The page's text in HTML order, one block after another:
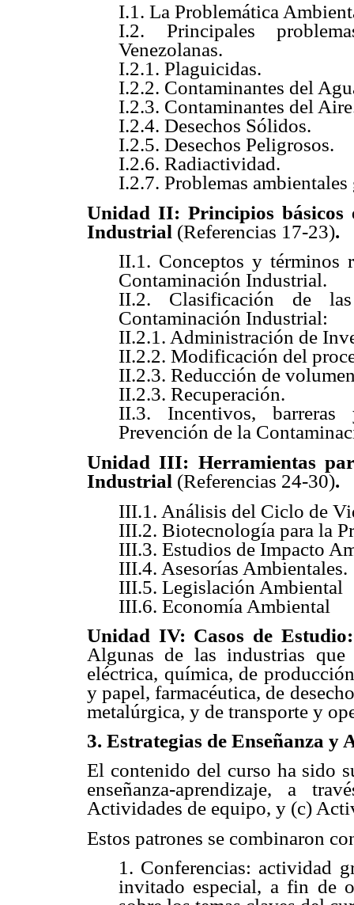
I.1. La Problemática
I.2. Principales
Venezolanas.
I.2.1. Plaguicidas.
I.2.2. Contaminantes del
I.2.3. Contaminantes del
I.2.4. Desechos Sólidos.
I.2.5. Desechos Peligrosos.
I.2.6. Radiactividad.
I.2.7. Problemas ambientales
Unidad II: Principios básicos
Industrial (Referencias 17-23).
II.1. Conceptos y términos
Contaminación Industrial.
II.2. Clasificación de
Contaminación Industrial:
II.2.1. Administración de
II.2.2. Modificación del
II.2.3. Reducción de
II.2.3. Recuperación.
II.3. Incentivos, barreras
Prevención de la
Unidad III: Herramientas
Industrial (Referencias 24-30).
III.1. Análisis del Ciclo de
III.2. Biotecnología para la
III.3. Estudios de Impacto
III.4. Asesorías Ambientales.
III.5. Legislación Ambiental
III.6. Economía Ambiental
Unidad IV: Casos de
Algunas de las industrias
eléctrica, química, de
y papel, farmacéutica, de
metalúrgica, y de transporte y
3. Estrategias de Enseñanza y
El contenido del curso ha sido
enseñanza-aprendizaje, a
Actividades de equipo, y (c)
Estos patrones se combinaron
1. Conferencias: actividad
invitado especial, a fin de